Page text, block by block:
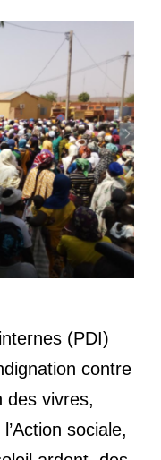
(PDI)
contre
des vivres,
sociale,